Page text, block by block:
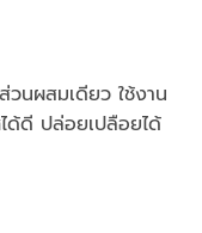
นผสมเดียว ใช้งาน
ด้ดี ปล่อยเปลือยได้